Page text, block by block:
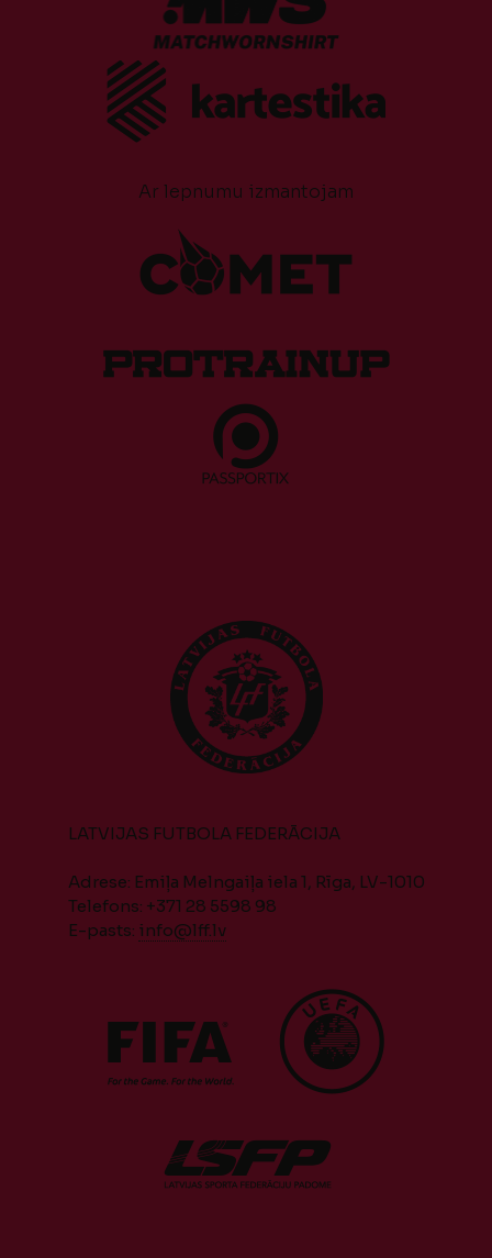
Ar lepnumu izmantojam
LATVIJAS FUTBOLA FEDERĀCIJA
Adrese: Emiļa Melngaiļa iela 1, Rīga, LV-1010
Telefons: +371 28 5598 98
E-pasts: info@lff.lv